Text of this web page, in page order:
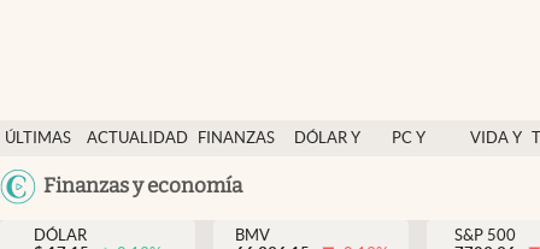
ÚLTIMAS
NOTICIAS
ACTUALIDAD
FINANZAS
DÓLAR Y
PC Y
VIDA Y
Finanzas y economía
Actualidad
Finanzas y economía
Dólar y mercados
DÓLAR
BMV
S&P 500